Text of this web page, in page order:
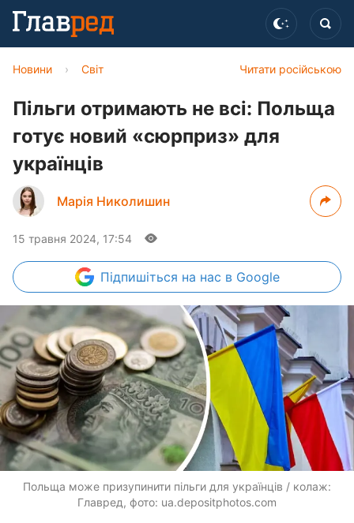
Читати російською
Новини › Світ
Пільги отримають не всі: Польща
готує новий «сюрприз» для
українців
Марія Николишин
15 травня 2024, 17:54
Підпишіться на нас в Google
Польща може призупинити пільги для українців / колаж:
Главред, фото: ua.depositphotos.com